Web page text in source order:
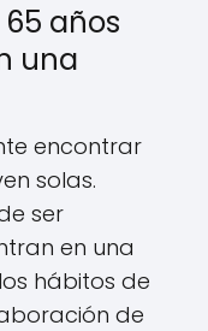
años
una
encontrar
solas.
ser
en una
hábitos de
de